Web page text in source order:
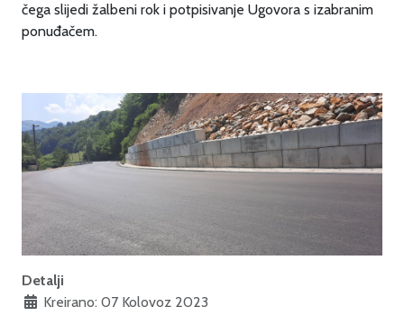
čega slijedi žalbeni rok i potpisivanje Ugovora s izabranim
ponuđačem.
Detalji
Kreirano: 07 Kolovoz 2023